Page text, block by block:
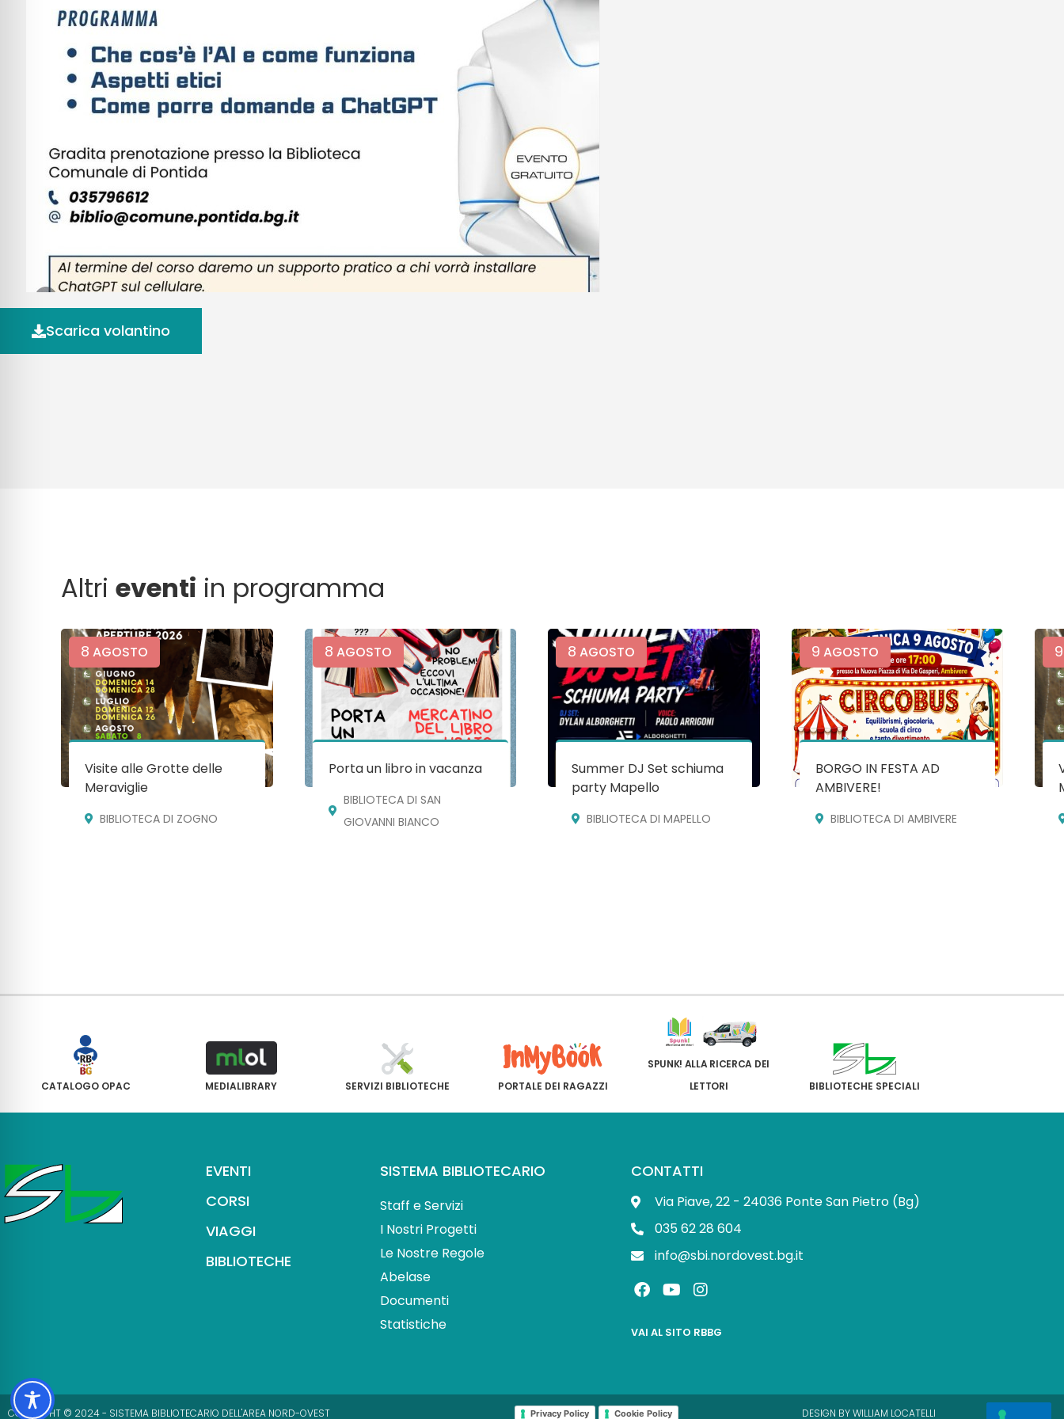
Scarica volantino
Altrieventi in programma
8 AGOSTO
Visite alle Grotte delle
Meraviglie
BIBLIOTECA DI ZOGNO
8 AGOSTO
Porta un libro in vacanza
BIBLIOTECA DI SAN
GIOVANNI BIANCO
8 AGOSTO
Summer DJ Set schiuma
party Mapello
BIBLIOTECA DI MAPELLO
9 AGOSTO
BORGO IN FESTA AD
AMBIVERE!
BIBLIOTECA DI AMBIVERE
9
CATALOGO OPAC MEDIALIBRARY SERVIZI BIBLIOTECHE PORTALE DEI RAGAZZI
SPUNK! ALLA RICERCA DEI
LETTORI
BIBLIOTECHE SPECIALI
EVENTI
CORSI
VIAGGI
BIBLIOTECHE
SISTEMA BIBLIOTECARIO
Staff e Servizi
I Nostri Progetti
Le Nostre Regole
Abelase
Documenti
Statistiche
CONTATTI
Via Piave, 22 - 24036 Ponte San Pietro (Bg)
035 62 28 604
info@sbi.nordovest.bg.it
F
a
e
k
Y
o
t
I
n
t
a
VAI AL SITO RBBG
COPYRIGHT © 2024 - SISTEMA BIBLIOTECARIO DELL'AREA NORD-OVEST Privacy Policy Cookie Policy DESIGN BY WILLIAM LOCATELLI